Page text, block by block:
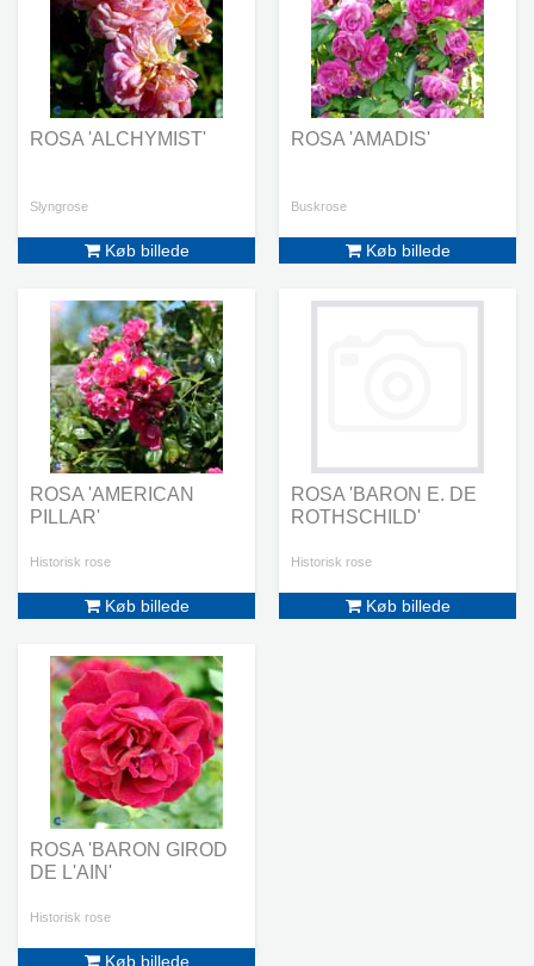
ROSA 'ALCHYMIST'
Slyngrose
Køb billede
ROSA 'AMADIS'
Buskrose
Køb billede
ROSA 'AMERICAN
PILLAR'
Historisk rose
Køb billede
ROSA 'BARON E. DE
ROTHSCHILD'
Historisk rose
Køb billede
ROSA 'BARON GIROD
DE L'AIN'
Historisk rose
Køb billede